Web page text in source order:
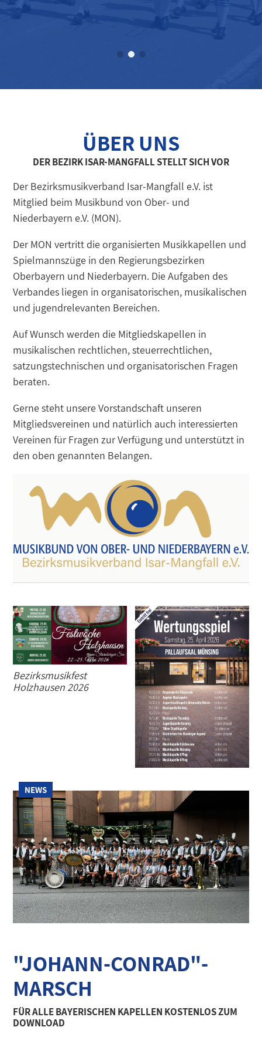
BEIM BEZIRK ISAR-MANGFALL
ÜBER UNS
DER BEZIRK ISAR-MANGFALL STELLT SICH VOR
Der Bezirksmusikverband Isar-Mangfall e.V. ist
Mitglied beim Musikbund von Ober- und
Niederbayern e.V. (MON).
Der MON vertritt die organisierten Musikkapellen und
Spielmannszüge in den Regierungsbezirken
Oberbayern und Niederbayern. Die Aufgaben des
Verbandes liegen in organisatorischen, musikalischen
und jugendrelevanten Bereichen.
Auf Wunsch werden die Mitgliedskapellen in
musikalischen rechtlichen, steuerrechtlichen,
satzungstechnischen und organisatorischen Fragen
beraten.
Gerne steht unsere Vorstandschaft unseren
Mitgliedsvereinen und natürlich auch interessierten
Vereinen für Fragen zur Verfügung und unterstützt in
den oben genannten Belangen.
Bezirksmusikfest
Holzhausen 2026
NEWS
"JOHANN-CONRAD"-
MARSCH
FÜR ALLE BAYERISCHEN KAPELLEN KOSTENLOS ZUM
DOWNLOAD